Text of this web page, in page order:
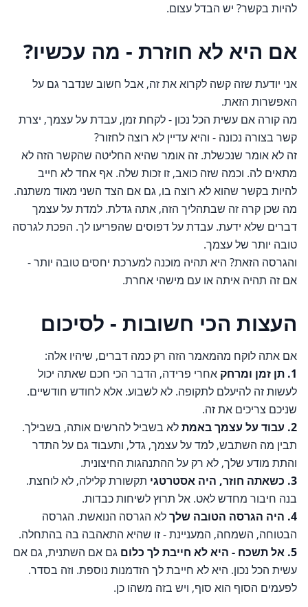
להיות בקשר? יש הבדל עצום.
אם היא לא חוזרת - מה עכשיו?
אני יודעת שזה קשה לקרוא את זה, אבל חשוב שנדבר גם על
האפשרות הזאת.
מה קורה אם עשית הכל נכון - לקחת זמן, עבדת על עצמך, יצרת
קשר בצורה נכונה - והיא עדיין לא רוצה לחזור?
זה לא אומר שנכשלת. זה אומר שהיא החליטה שהקשר הזה לא
מתאים לה. וכמה שזה כואב, זו זכות שלה. אף אחד לא חייב
להיות בקשר שהוא לא רוצה בו, גם אם הצד השני מאוד משתנה.
מה שכן קרה זה שבתהליך הזה, אתה גדלת. למדת על עצמך
דברים שלא ידעת. עבדת על דפוסים שהפריעו לך. הפכת לגרסה
טובה יותר של עצמך.
והגרסה הזאת? היא תהיה מוכנה למערכת יחסים טובה יותר -
אם זה תהיה איתה או עם מישהי אחרת.
העצות הכי חשובות - לסיכום
אם אתה לוקח מהמאמר הזה רק כמה דברים, שיהיו אלה:
1. תן זמן ומרחק
אחרי פרידה, הדבר הכי חכם שאתה יכול
לעשות זה להיעלם לתקופה. לא לשבוע. אלא לחודש חודשיים.
שניכם צריכים את זה.
2. עבוד על עצמך באמת
לא בשביל להרשים אותה, בשבילך.
תבין מה השתבש, למד על עצמך, גדל, ותעבוד גם על התדר
והתת מודע שלך, לא רק על ההתנהגות החיצונית.
3. כשאתה חוזר, היה אסטרטגי
תקשורת קלילה, לא לוחצת.
בנה חיבור מחדש לאט. אל תרוץ לשיחות כבדות.
4. היה הגרסה הטובה שלך
לא הגרסה הנואשת. הגרסה
הבטוחה, השמחה, המעניינת - זו שהיא התאהבה בה בהתחלה.
5. אל תשכח - היא לא חייבת לך כלום
גם אם השתנית, גם אם
עשית הכל נכון. היא לא חייבת לך הזדמנות נוספת. וזה בסדר.
לפעמים הסוף הוא סוף, ויש בזה משהו כן.